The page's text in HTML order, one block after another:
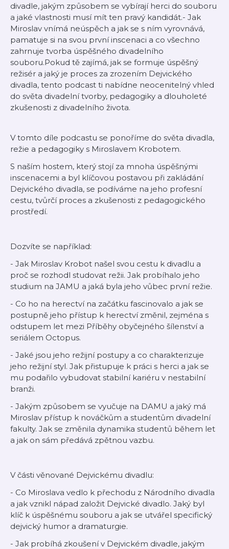
divadle, jakým způsobem se vybírají herci do souboru
a jaké vlastnosti musí mít ten pravý kandidát.- Jak
Miroslav vnímá neúspěch a jak se s ním vyrovnává,
pamatuje si na svou první inscenaci a co všechno
zahrnuje tvorba úspěšného divadelního
souboru.Pokud tě zajímá, jak se formuje úspěšný
režisér a jaký je proces za zrozením Dejvického
divadla, tento podcast ti nabídne neocenitelný vhled
do světa divadelní tvorby, pedagogiky a dlouholeté
zkušenosti z divadelního života.
V tomto díle podcastu se ponoříme do světa divadla,
režie a pedagogiky s Miroslavem Krobotem.
S naším hostem, který stojí za mnoha úspěšnými
inscenacemi a byl klíčovou postavou při zakládání
Dejvického divadla, se podíváme na jeho profesní
cestu, tvůrčí proces a zkušenosti z pedagogického
prostředí.
Dozvíte se například:
- Jak Miroslav Krobot našel svou cestu k divadlu a
proč se rozhodl studovat režii. Jak probíhalo jeho
studium na JAMU a jaká byla jeho vůbec první režie.
- Co ho na herectví na začátku fascinovalo a jak se
postupně jeho přístup k herectví změnil, zejména s
odstupem let mezi Příběhy obyčejného šílenství a
seriálem Octopus.
- Jaké jsou jeho režijní postupy a co charakterizuje
jeho režijní styl. Jak přistupuje k práci s herci a jak se
mu podařilo vybudovat stabilní kariéru v nestabilní
branži.
- Jakým způsobem se vyučuje na DAMU a jaký má
Miroslav přístup k nováčkům a studentům divadelní
fakulty. Jak se změnila dynamika studentů během let
a jak on sám předává zpětnou vazbu.
V části věnované Dejvickému divadlu:
- Co Miroslava vedlo k přechodu z Národního divadla
a jak vznikl nápad založit Dejvické divadlo. Jaký byl
klíč k úspěšnému souboru a jak se utvářel specifický
dejvický humor a dramaturgie.
- Jak probíhá zkoušení v Dejvickém divadle, jakým